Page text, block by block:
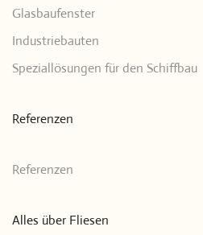
Glasbaufenster
Industriebauten
Speziallösungen für den Schiffbau
Referenzen
Referenzen
Alles über Fliesen